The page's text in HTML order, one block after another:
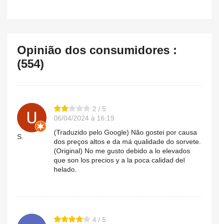
Opinião dos consumidores :
(554)
S.
2 / 5
06/04/2024 à 16:19
(Traduzido pelo Google) Não gostei por causa
dos preços altos e da má qualidade do sorvete.
(Original) No me gusto debido a lo elevados
que son los precios y a la poca calidad del
helado.
4 / 5